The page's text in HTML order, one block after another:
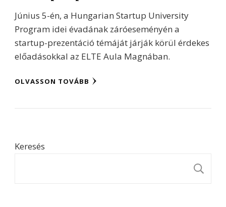
Június 5-én, a Hungarian Startup University
Program idei évadának záróeseményén a
startup-prezentáció témáját járják körül érdekes
előadásokkal az ELTE Aula Magnában.
OLVASSON TOVÁBB
Keresés